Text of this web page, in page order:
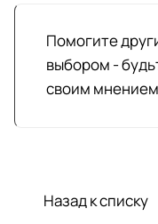
Помогите
выбором -
своим
Назад к списку